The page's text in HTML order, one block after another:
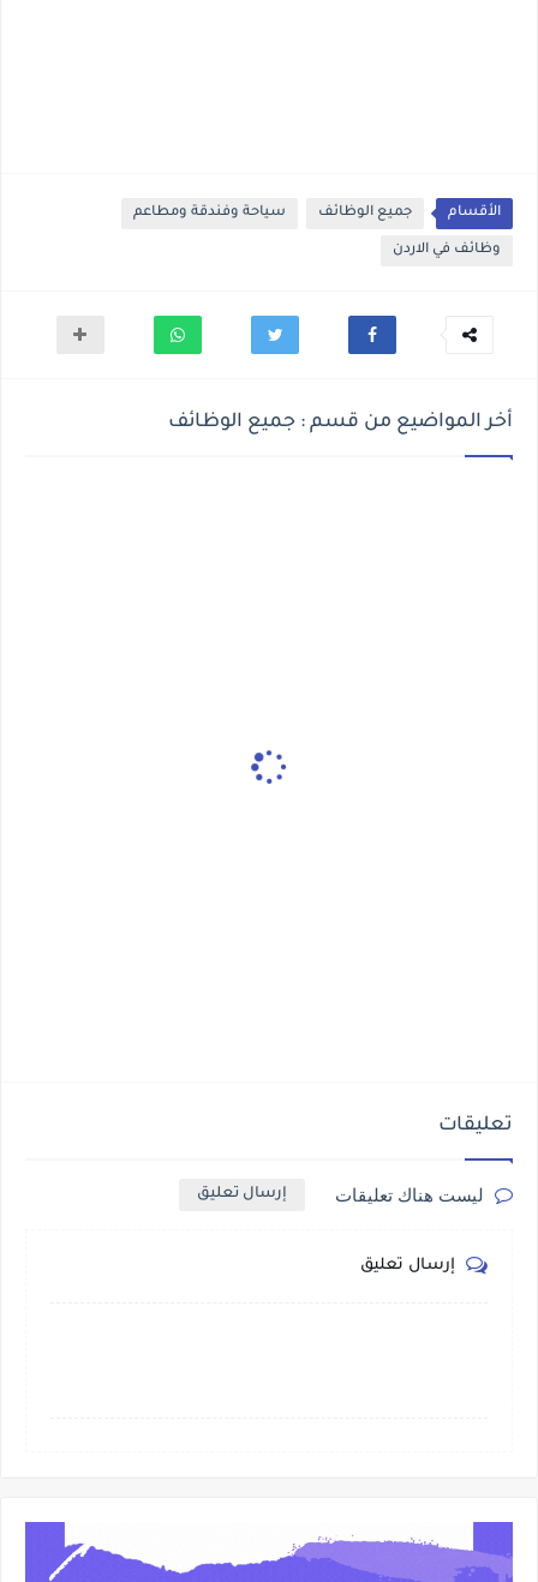
الأقسام جميع الوظائف سياحة وفندقة ومطاعم
وظائف في الاردن
أخر المواضيع من قسم : جميع الوظائف
تعليقات
ليست هناك تعليقات إرسال تعليق
إرسال تعليق